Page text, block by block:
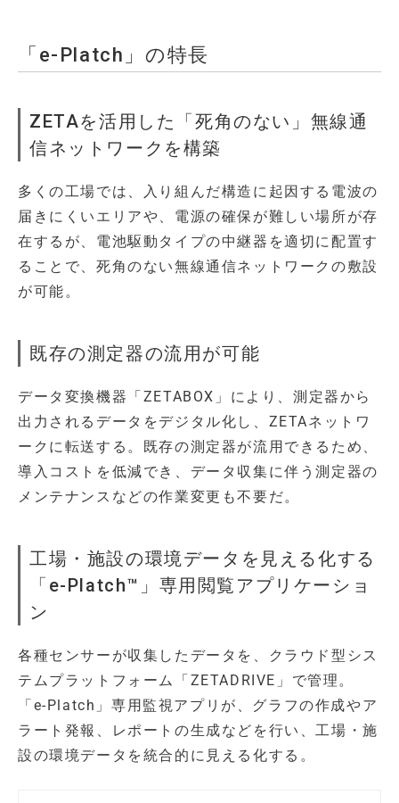
「e-Platch」の特長
ZETAを活用した「死角のない」無線通
信ネットワークを構築
多くの工場では、入り組んだ構造に起因する電波の
届きにくいエリアや、電源の確保が難しい場所が存
在するが、電池駆動タイプの中継器を適切に配置す
ることで、死角のない無線通信ネットワークの敷設
が可能。
既存の測定器の流用が可能
データ変換機器「ZETABOX」により、測定器から
出力されるデータをデジタル化し、ZETAネットワ
ークに転送する。既存の測定器が流用できるため、
導入コストを低減でき、データ収集に伴う測定器の
メンテナンスなどの作業変更も不要だ。
工場・施設の環境データを見える化する
「e-Platch™」専用閲覧アプリケーショ
ン
各種センサーが収集したデータを、クラウド型シス
テムプラットフォーム「ZETADRIVE」で管理。
「e-Platch」専用監視アプリが、グラフの作成やア
ラート発報、レポートの生成などを行い、工場・施
設の環境データを統合的に見える化する。